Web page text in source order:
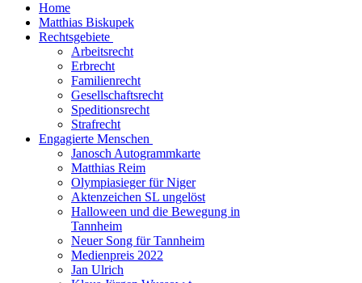
Home
Matthias Biskupek
Rechtsgebiete
Arbeitsrecht
Erbrecht
Familienrecht
Gesellschaftsrecht
Speditionsrecht
Strafrecht
Engagierte Menschen
Janosch Autogrammkarte
Matthias Reim
Olympiasieger für Niger
Aktenzeichen SL ungelöst
Halloween und die Bewegung in
Tannheim
Neuer Song für Tannheim
Medienpreis 2022
Jan Ulrich